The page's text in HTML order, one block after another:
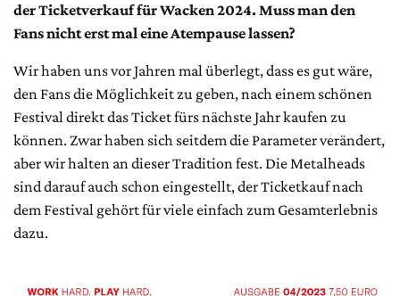
der Ticketverkauf für Wacken 2024. Muss man den
Fans nicht erst mal eine Atempause lassen?
Wir haben uns vor Jahren mal überlegt, dass es gut wäre,
den Fans die Möglichkeit zu geben, nach einem schönen
Festival direkt das Ticket fürs nächste Jahr kaufen zu
können. Zwar haben sich seitdem die Parameter verändert,
aber wir halten an dieser Tradition fest. Die Metalheads
sind darauf auch schon eingestellt, der Ticketkauf nach
dem Festival gehört für viele einfach zum Gesamterlebnis
dazu.